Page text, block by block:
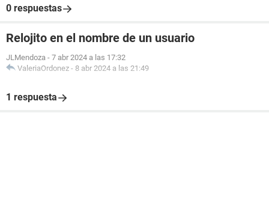
0 respuestas
Relojito en el nombre de un usuario
JLMendoza - 7 abr 2024 a las 17:32
ValeriaOrdonez - 8 abr 2024 a las 21:49
1 respuesta